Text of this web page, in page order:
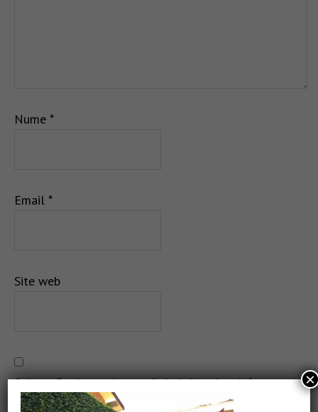
Nume *
Email *
Site web
Salvează-mi numele, emailul și site-ul web în acest
navigator pentru data viitoare când o să comentez.
×